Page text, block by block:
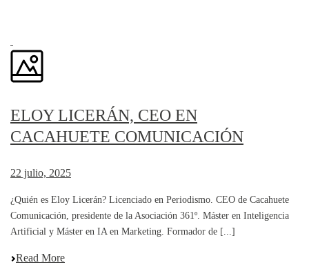
ELOY LICERÁN, CEO EN
CACAHUETE COMUNICACIÓN
22 julio, 2025
¿Quién es Eloy Licerán? Licenciado en Periodismo. CEO de Cacahuete
Comunicación, presidente de la Asociación 361º. Máster en Inteligencia
Artificial y Máster en IA en Marketing. Formador de [...]
Read More